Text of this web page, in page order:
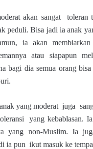
akan sangat toleran
peduli. Bisa jadi ia anak
ia akan
atau siapapun
bagi dia semua orang
yang moderat juga
yang kebablasan.
yang non-Muslim. Ia
ia pun ikut masuk ke